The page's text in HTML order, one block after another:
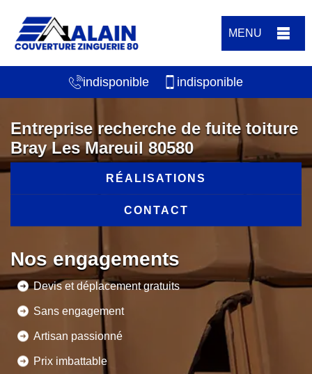
MENU
indisponible indisponible
Entreprise recherche de fuite toiture
Bray Les Mareuil 80580
RÉALISATIONS
CONTACT
Nos engagements
Devis et déplacement gratuits
Sans engagement
Artisan passionné
Prix imbattable